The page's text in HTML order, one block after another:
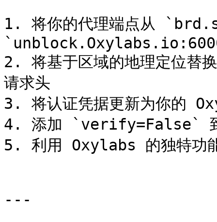
1. 将你的代理端点从
2. 将基于区域的地理定位
请求头
3. 将认证凭据更新为你的
4. 添加 `verify=False` 到
5. 利用 Oxylabs 的独特功
---